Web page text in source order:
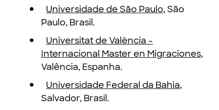
Universidade de São Paulo, São
Paulo, Brasil.
Universitat de València –
Internacional Master en Migraciones,
Valência, Espanha.
Universidade Federal da Bahia,
Salvador, Brasil.